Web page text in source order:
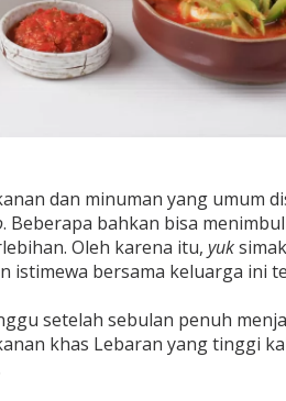
dan minuman yang umum
. Beberapa bahkan bisa
Oleh karena itu, yuk
istimewa bersama keluarga ini
setelah sebulan penuh
khas Lebaran yang tinggi